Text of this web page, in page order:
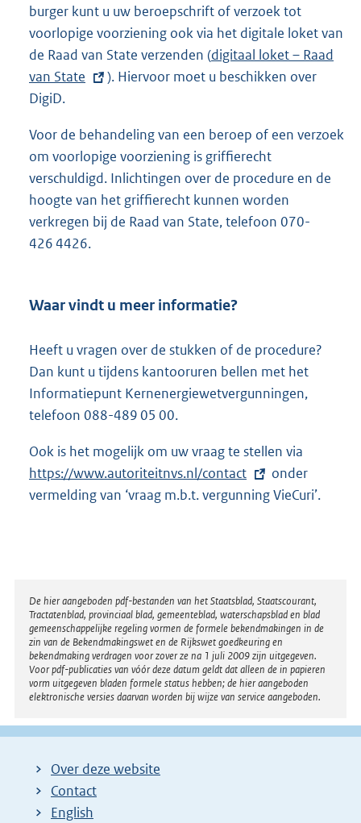
burger kunt u uw beroepschrift of verzoek tot
voorlopige voorziening ook via het digitale loket van
de Raad van State verzenden (E
x
r
n
e
l
i
digitaal loket – Raad
van State
). Hiervoor moet u beschikken over
DigiD.
Voor de behandeling van een beroep of een verzoek
om voorlopige voorziening is griffierecht
verschuldigd. Inlichtingen over de procedure en de
hoogte van het griffierecht kunnen worden
verkregen bij de Raad van State, telefoon 070-
426 4426.
Waar vindt u meer informatie?
Heeft u vragen over de stukken of de procedure?
Dan kunt u tijdens kantooruren bellen met het
Informatiepunt Kernenergiewetvergunningen,
telefoon 088-489 05 00.
Ook is het mogelijk om uw vraag te stellen via
x
t
l
i
k
:
https://www.autoriteitnvs.nl/contact
onder
vermelding van ‘vraag m.b.t. vergunning VieCuri’.
Disclaimer
De hier aangeboden pdf-bestanden van het Staatsblad, Staatscourant,
Tractatenblad, provinciaal blad, gemeenteblad, waterschapsblad en blad
gemeenschappelijke regeling vormen de formele bekendmakingen in de
zin van de Bekendmakingswet en de Rijkswet goedkeuring en
bekendmaking verdragen voor zover ze na 1 juli 2009 zijn uitgegeven.
Voor pdf-publicaties van vóór deze datum geldt dat alleen de in papieren
vorm uitgegeven bladen formele status hebben; de hier aangeboden
elektronische versies daarvan worden bij wijze van service aangeboden.
Over deze website
Contact
English